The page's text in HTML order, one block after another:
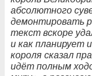
абсолютного
демонтировать
текст вскоре
и как планирует
короля сказал
идёт полным